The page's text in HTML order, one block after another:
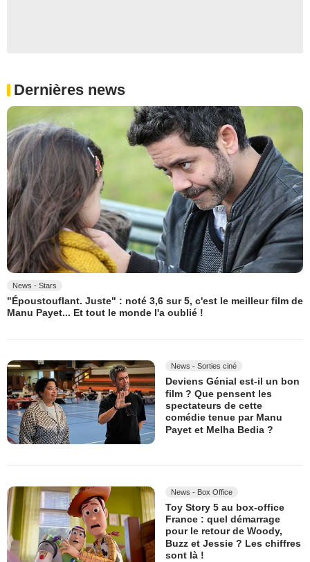
Dernières news
News - Stars
"Époustouflant. Juste" : noté 3,6 sur 5, c'est le meilleur film de
Manu Payet... Et tout le monde l'a oublié !
News - Sorties ciné
Deviens Génial est-il un bon
film ? Que pensent les
spectateurs de cette
comédie tenue par Manu
Payet et Melha Bedia ?
News - Box Office
Toy Story 5 au box-office
France : quel démarrage
pour le retour de Woody,
Buzz et Jessie ? Les chiffres
sont là !